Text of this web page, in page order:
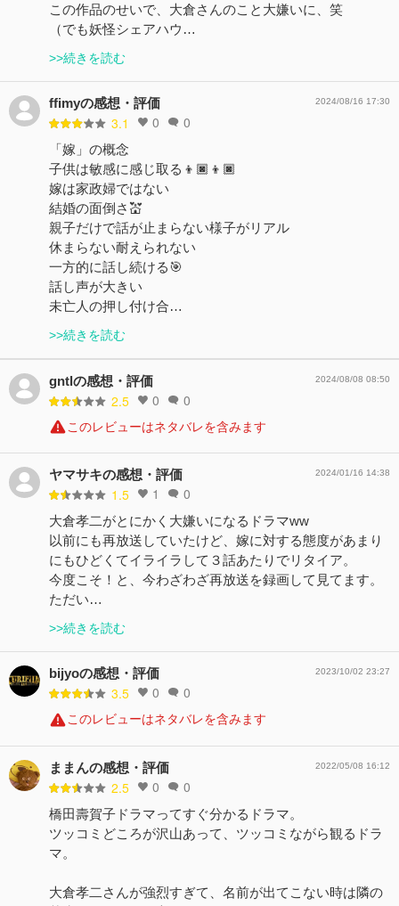
この作品のせいで、大倉さんのこと大嫌いに、笑
（でも妖怪シェアハウ…
>>続きを読む
ffimyの感想・評価
3.1 0 0
2024/08/16 17:30
「嫁」の概念
子供は敏感に感じ取る👦🏿👦🏿
嫁は家政婦ではない
結婚の面倒さ💒
親子だけで話が止まらない様子がリアル
休まらない耐えられない
一方的に話し続ける🎯
話し声が大きい
未亡人の押し付け合…
>>続きを読む
gntlの感想・評価
2.5 0 0
2024/08/08 08:50
このレビューはネタバレを含みます
ヤマサキの感想・評価
1.5 1 0
2024/01/16 14:38
大倉孝二がとにかく大嫌いになるドラマww
以前にも再放送していたけど、嫁に対する態度があまり
にもひどくてイライラして３話あたりでリタイア。
今度こそ！と、今わざわざ再放送を録画して見てます。
ただい…
>>続きを読む
bijyoの感想・評価
3.5 0 0
2023/10/02 23:27
このレビューはネタバレを含みます
ままんの感想・評価
2.5 0 0
2022/05/08 16:12
橋田壽賀子ドラマってすぐ分かるドラマ。
ツッコミどころが沢山あって、ツッコミながら観るドラ
マ。
大倉孝二さんが強烈すぎて、名前が出てこない時は隣の